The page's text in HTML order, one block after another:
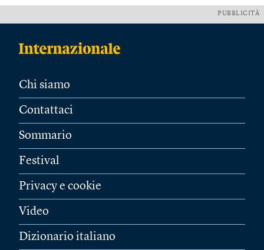
PUBBLICITÀ
Chi siamo
Contattaci
Sommario
Festival
Privacy e cookie
Video
Dizionario italiano